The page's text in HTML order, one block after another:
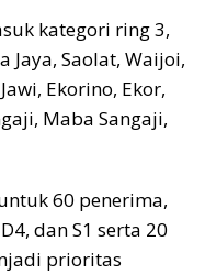
kategori ring 3,
Jaya, Saolat, Waijoi,
Ekorino, Ekor,
Maba Sangaji,
60 penerima,
dan S1 serta 20
prioritas